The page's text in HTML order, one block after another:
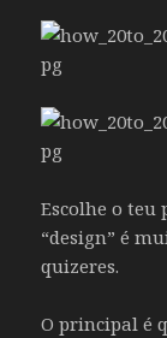
Escolhe o teu
“design” é
quizeres.
O principal é